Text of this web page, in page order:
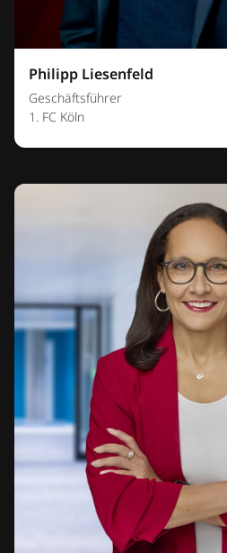
Philipp Liesenfeld
Geschäftsführer
1. FC Köln